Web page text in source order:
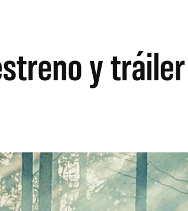
y tráiler